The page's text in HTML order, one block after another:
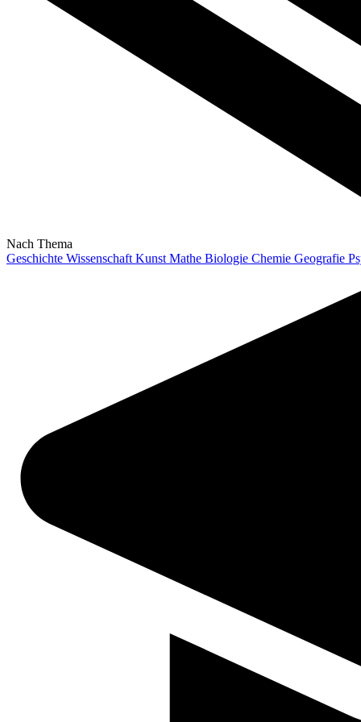
Nach Thema
Geschichte Wissenschaft Kunst Mathe Biologie Chemie Geografie